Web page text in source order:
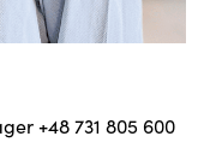
+48 731 805 600